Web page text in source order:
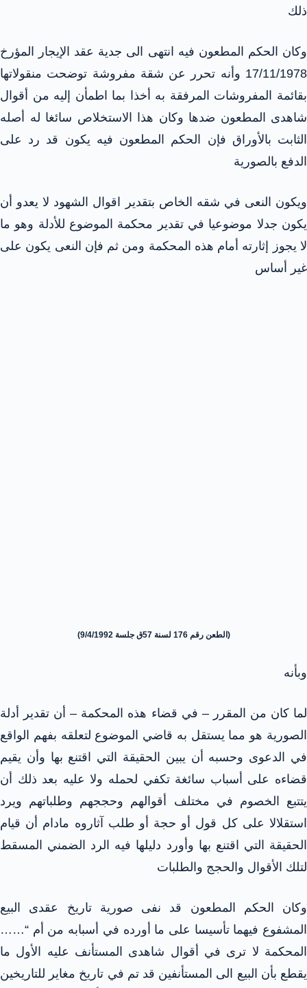
ذلك
وكان الحكم المطعون فيه انتهى الى جدية عقد الإيجار المؤرخ
17/11/1978 وأنه تحرر عن شقة مفروشة توضحت منقولاتها
بقائمة المفروشات المرفقة به أخذا بما اطمأن إليه من أقوال
شاهدى المطعون ضدها وكان هذا الاستخلاص سائغا له أصله
الثابت بالأوراق فإن الحكم المطعون فيه يكون قد رد على
الدفع بالصورية
ويكون النعى في شقه الخاص بتقدير اقوال الشهود لا يعدو أن
يكون جدلا موضوعيا في تقدير محكمة الموضوع للأدلة وهو ما
لا يجوز إثارته أمام هذه المحكمة ومن ثم فإن النعى يكون على
غير أساس
(الطعن رقم 176 لسنة 57ق جلسة 9/4/1992)
وبأنه
لما كان من المقرر – في قضاء هذه المحكمة – أن تقدير أدلة
الصورية هو مما يستقل به قاضي الموضوع لتعلقه بفهم الواقع
في الدعوى وحسبه أن يبين الحقيقة التي اقتنع بها وأن يقيم
قضاءه على أسباب سائغة تكفي لحمله ولا عليه بعد ذلك أن
يتتبع الخصوم في مختلف أقوالهم وحججهم وطلباتهم ويرد
استقلالا على كل قول أو حجة أو طلب آثاروه مادام أن قيام
الحقيقة التي اقتنع بها وأورد دليلها فيه الرد الضمني المسقط
لتلك الأقوال والحجج والطلبات
وكان الحكم المطعون قد نفى صورية تاريخ عقدى البيع
المشفوع فيهما تأسيسا على ما أورده في أسبابه من أم “……
المحكمة لا ترى في أقوال شاهدى المستأنف عليه الأول ما
يقطع بأن البيع الى المستأنفين قد تم في تاريخ مغاير للتاريخين